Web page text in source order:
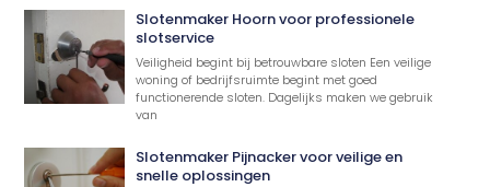
Slotenmaker Hoorn voor professionele
slotservice
Veiligheid begint bij betrouwbare sloten Een veilige
woning of bedrijfsruimte begint met goed
functionerende sloten. Dagelijks maken we gebruik
van
Slotenmaker Pijnacker voor veilige en
snelle oplossingen